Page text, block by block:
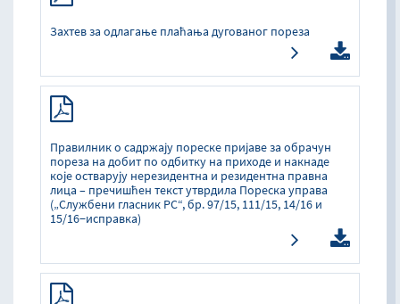
Захтев за одлагање плаћања дугованог пореза
Правилник о садржају пореске пријаве за обрачун
пореза на добит по одбитку на приходе и накнаде
које остварују нерезидентна и резидентна правна
лица – пречишћен текст утврдила Пореска управа
(„Службени гласник РС“, бр. 97/15, 111/15, 14/16 и
15/16−исправка)